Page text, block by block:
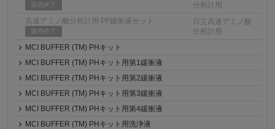
販売終了
分析計用
高速アミノ酸分析計用 PF緩衝液セット
販売終了
日立高速アミノ酸
分析計用
MCI BUFFER (TM) PHキット
MCI BUFFER (TM) PHキット用第1緩衝液
MCI BUFFER (TM) PHキット用第2緩衝液
MCI BUFFER (TM) PHキット用第3緩衝液
MCI BUFFER (TM) PHキット用第4緩衝液
MCI BUFFER (TM) PHキット用洗浄液